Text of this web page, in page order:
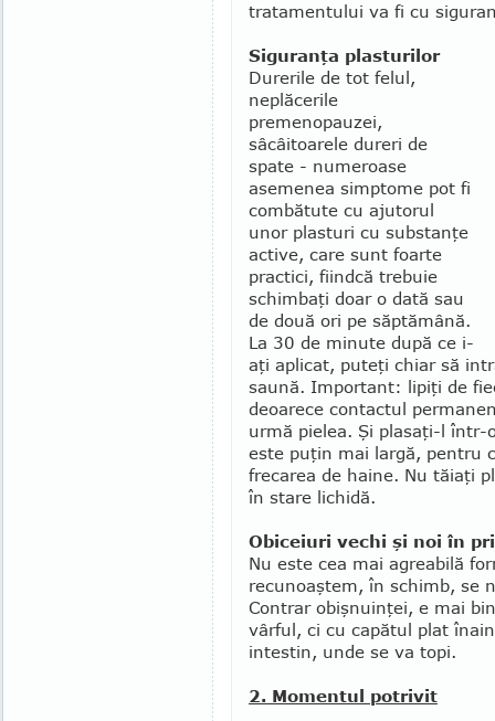
tratamentului va fi cu
Siguranţa plasturilor
Durerile de tot felul,
neplăcerile
premenopauzei,
sâcâitoarele dureri de
spate - numeroase
asemenea simptome pot fi
combătute cu ajutorul
unor plasturi cu substanţe
active, care sunt foarte
practici, fiindcă trebuie
schimbaţi doar o dată sau
de două ori pe săptămână.
La 30 de minute după ce i-
aţi aplicat, puteţi chiar să
saună. Important: lipiţi de
deoarece contactul
urmă pie­lea. Şi plasaţi-l într-
este puţin mai largă, pentru
frecarea de haine. Nu tăiaţi
în stare lichidă.
Obiceiuri vechi şi noi în
Nu este cea mai agreabilă
recunoaştem, în schimb, se
Contrar obişnuinţei, e mai
vârful, ci cu capătul plat
intestin, unde se va topi.
2. Momentul potrivit